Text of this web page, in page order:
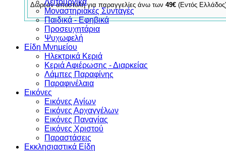
Δωρεάν αποστολή για παραγγελίες άνω των 49€ (Εντός
Λειτουργικά
Μοναστηριακές Συνταγές
Παιδικά - Εφηβικά
Προσευχητάρια
Ψυχωφελή
Είδη Μνημείου
Ηλεκτρικά Κεριά
Κεριά Αφιέρωσης - Διαρκείας
Λάμπες Παραφίνης
Παραφινέλαια
Εικόνες
Εικόνες Αγίων
Εικόνες Αρχαγγέλων
Εικόνες Παναγίας
Εικόνες Χριστού
Παραστάσεις
Εκκλησιαστικά Είδη